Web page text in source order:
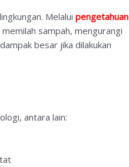
Melaluipengetahuan
sampah, mengurangi
besar jika dilakukan
antara lain: